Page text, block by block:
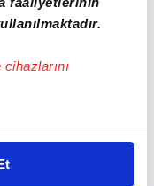
özel
Bunu yaparken